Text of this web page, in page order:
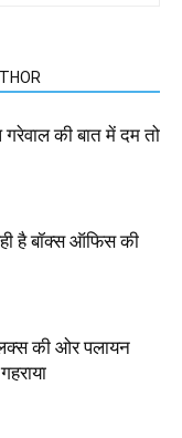
की बात में दम तो
है बॉक्स ऑफिस की
की ओर पलायन